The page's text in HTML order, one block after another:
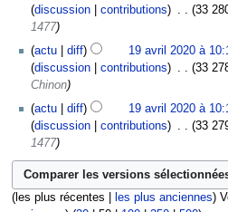
discussion
contributions 33
1477
actu
diff 19 avril 2020 à
discussion
contributions 33
Chinon
actu
diff 19 avril 2020 à
discussion
contributions 33
1477
(les plus récentes les plus anciennes)